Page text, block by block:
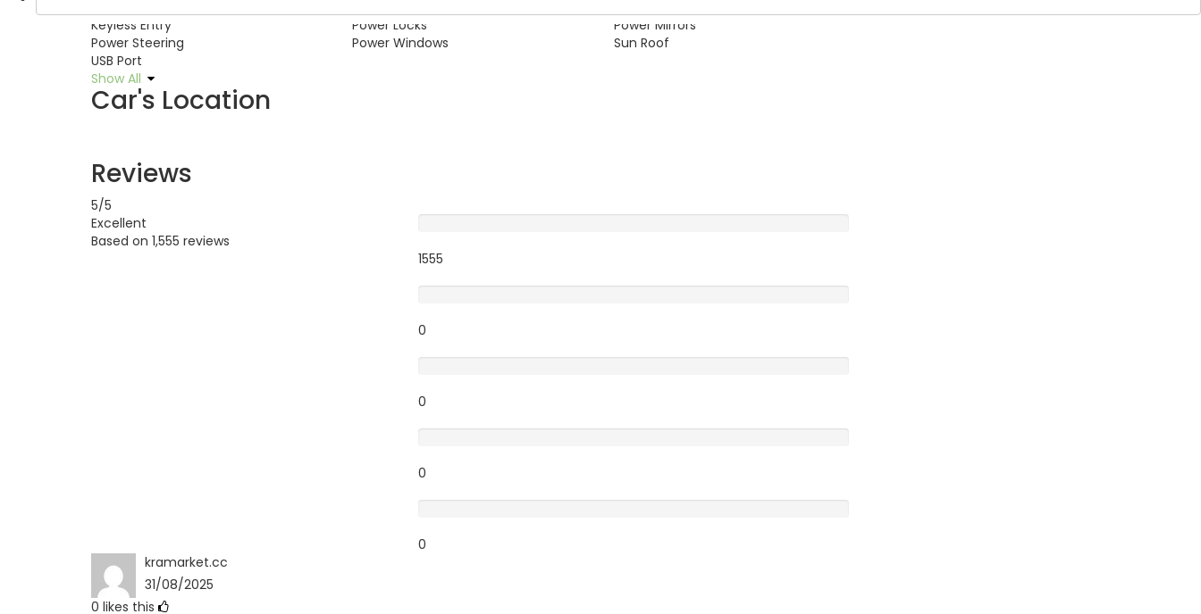
Keyless Entry
Power Locks
Power Mirrors
Power Steering
Power Windows
Sun Roof
USB Port
Show All
Car's Location
Reviews
5/5
Excellent
Based on 1,555 reviews
1555
0
0
0
0
kramarket.cc
31/08/2025
0 likes this